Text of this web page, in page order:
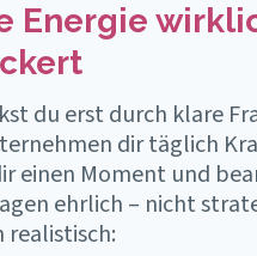
Energie
du erst durch klare
dir täglich
einen Moment und
ehrlich – nicht
realistisch: